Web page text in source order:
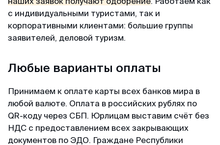
отчаялась но нашла этих ребят. и все
оперативно сделали
Отзыв с ВКонтакте · 2025
Без заморочек
Оформили keta быстрее чем ожидал и никакой
головной боли.
с индивидуальными туристами, так и
корпоративными клиентами: большие группы
заявителей, деловой туризм.
Любые варианты оплаты
Принимаем к оплате карты всех банков мира в
любой валюте. Оплата в российских рублях по
QR-коду через СБП. Юрлицам выставим счёт без
НДС с предоставлением всех закрывающих
документов по ЭДО. Граждане Республики
Наталья
Вжух — и готово
Очень оперативные и приятные ребята.
Сделали визу в Японию, запросив у меня
минимум пакета документа, в отличие от
других агентств. Благодарю 🙏🏻